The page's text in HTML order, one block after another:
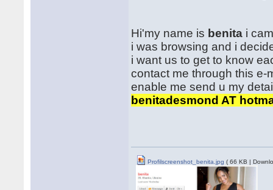
Hi'my name is benita i
i was browsing and i
i want us to get to know
contact me through this e-
enable me send u my
benitadesmond AT
Profilscreenshot_benita.jpg ( 66 KB |